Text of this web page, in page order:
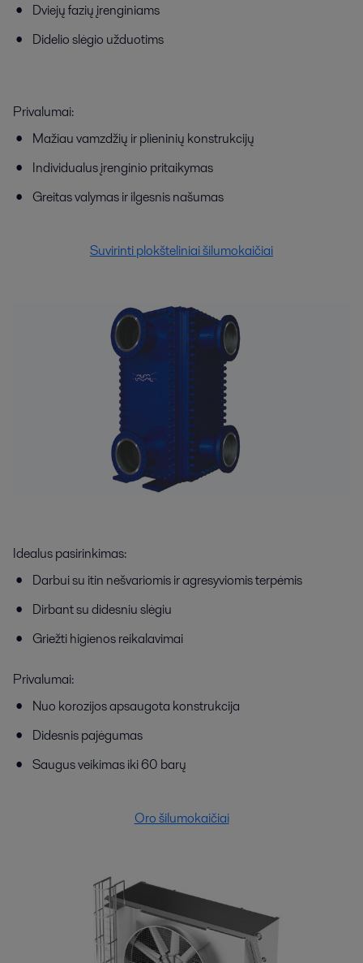
Dviejų fazių įrenginiams
Didelio slėgio užduotims
Privalumai:
Mažiau vamzdžių ir plieninių konstrukcijų
Individualus įrenginio pritaikymas
Greitas valymas ir ilgesnis našumas
Suvirinti plokšteliniai šilumokaičiai
Idealus pasirinkimas:
Darbui su itin nešvariomis ir agresyviomis terpėmis
Dirbant su didesniu slėgiu
Griežti higienos reikalavimai
Privalumai:
Nuo korozijos apsaugota konstrukcija
Didesnis pajėgumas
Saugus veikimas iki 60 barų
Oro šilumokaičiai